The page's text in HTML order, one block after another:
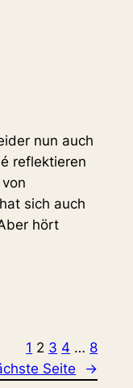
nun auch
reflektieren
sich auch
hört
1 2 3 4 … 8
Seite
→